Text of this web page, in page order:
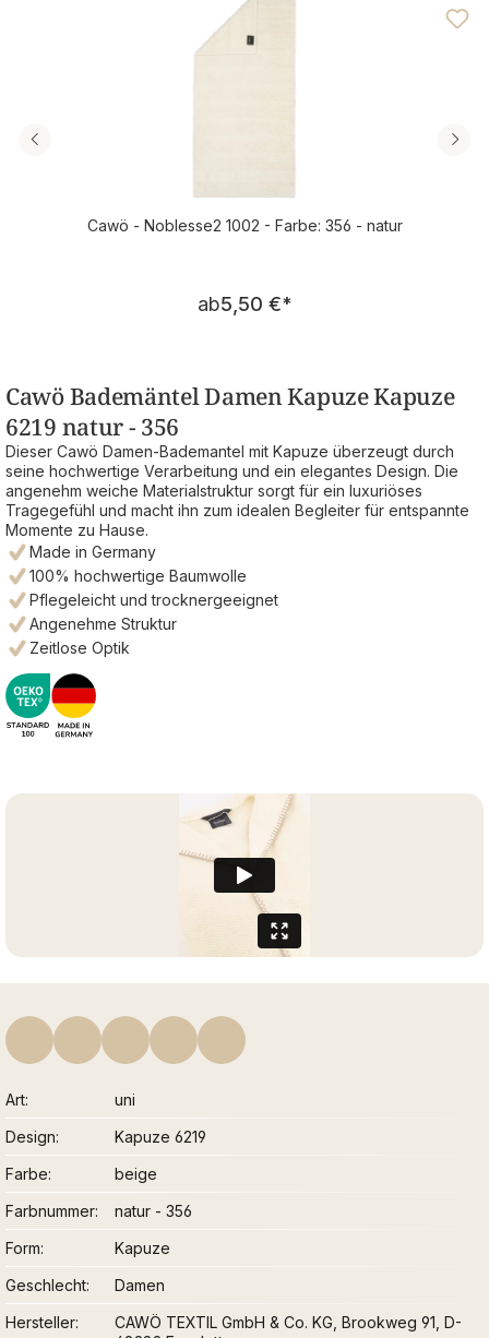
Cawö - Noblesse2 1002 - Farbe: 356 - natur
Regulärer Preis:
ab5,50 €*
Cawö Bademäntel Damen Kapuze Kapuze
6219 natur - 356
Dieser Cawö Damen-Bademantel mit Kapuze überzeugt durch
seine hochwertige Verarbeitung und ein elegantes Design. Die
angenehm weiche Materialstruktur sorgt für ein luxuriöses
Tragegefühl und macht ihn zum idealen Begleiter für entspannte
Momente zu Hause.
Made in Germany
100% hochwertige Baumwolle
Pflegeleicht und trocknergeeignet
Angenehme Struktur
Zeitlose Optik
Art
uni
Design
Kapuze 6219
Farbe
beige
Farbnummer
natur - 356
Form
Kapuze
Geschlecht
Damen
Hersteller
CAWÖ TEXTIL GmbH & Co. KG, Brookweg 91, D-